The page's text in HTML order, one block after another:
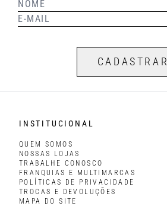
CADASTRAR
INSTITUCIONAL
QUEM SOMOS
NOSSAS LOJAS
TRABALHE CONOSCO
FRANQUIAS E MULTIMARCAS
POLÍTICAS DE PRIVACIDADE
TROCAS E DEVOLUÇÕES
MAPA DO SITE